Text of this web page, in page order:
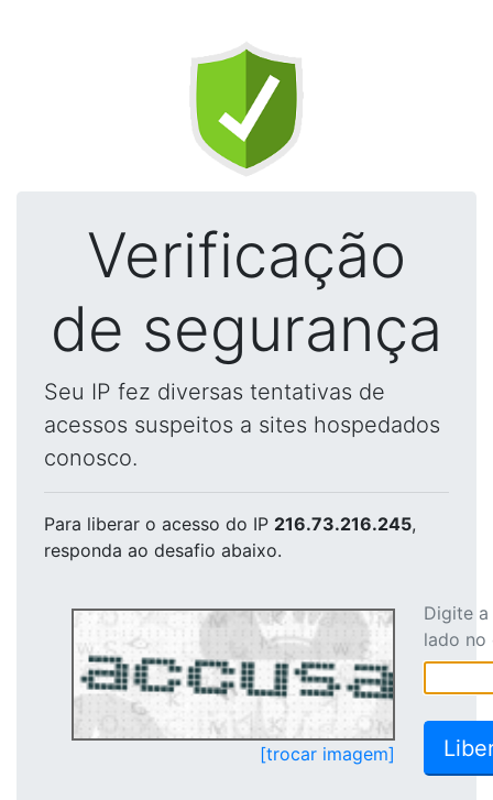
Verificação
de segurança
Seu IP fez diversas tentativas de
acessos suspeitos a sites hospedados
conosco.
Para liberar o acesso do IP 216.73.216.245,
responda ao desafio abaixo.
[trocar imagem]
Digite
lado no